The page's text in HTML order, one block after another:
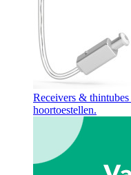
Receivers & thintubes
hoortoestellen.